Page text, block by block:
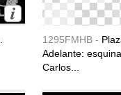
1295FMHB -
Adelante:
Carlos...